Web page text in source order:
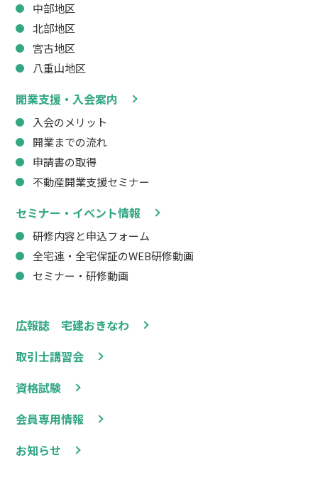
広報誌 宅建おきなわ
取引士講習会
資格試験
会員専用情報
お知らせ
中部地区
北部地区
宮古地区
八重山地区
開業支援・入会案内
入会のメリット
開業までの流れ
申請書の取得
不動産開業支援セミナー
セミナー・イベント情報
研修内容と申込フォーム
全宅連・全宅保証のWEB研修動画
セミナー・研修動画